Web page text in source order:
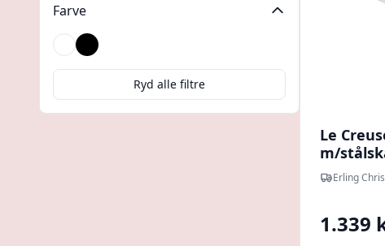
Farve
BrunSort
Ryd alle filtre
Le
m/
Erling
1.339